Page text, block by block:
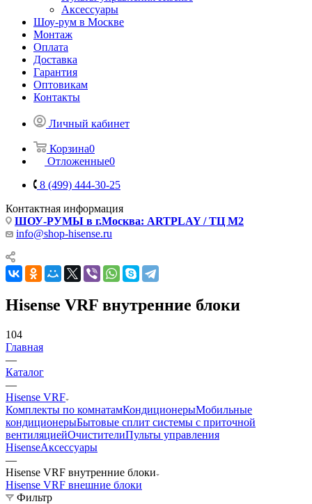
Аксессуары
Шоу-рум в Москве
Монтаж
Оплата
Доставка
Гарантия
Оптовикам
Контакты
Личный кабинет
Корзина0
Отложенные0
8 (499) 444-30-25
Контактная информация
ШОУ-РУМЫ в г.Москва: ARTPLAY / ТЦ М2
info@shop-hisense.ru
Hisense VRF внутренние блоки
104
Главная
—
Каталог
—
Hisense VRF
Комплекты по комнатамКондиционерыМобильные
кондиционерыБытовые сплит системы с приточной
вентиляциейОчистителиПульты управления
HisenseАксессуары
—
Hisense VRF внутренние блоки
Hisense VRF внешние блоки
Фильтр